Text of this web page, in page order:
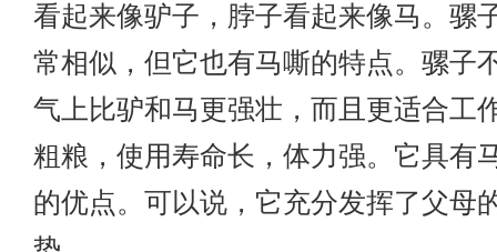
看起来像驴子，脖子看起来像马。骡
常相似，但它也有马嘶的特点。骡子
气上比驴和马更强壮，而且更适合工
粗粮，使用寿命长，体力强。它具有
的优点。可以说，它充分发挥了父母